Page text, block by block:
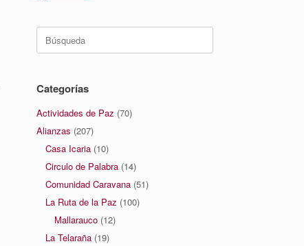
Categorías
Actividades de Paz (70)
Alianzas (207)
Casa Icaria (10)
Circulo de Palabra (14)
Comunidad Caravana (51)
La Ruta de la Paz (100)
Mallarauco (12)
La Telaraña (19)